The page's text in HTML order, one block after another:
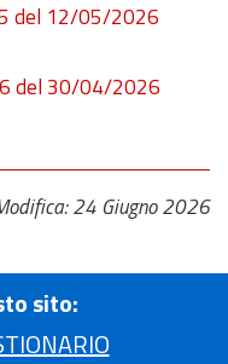
del 12/05/2026
del 30/04/2026
24 Giugno 2026
sito: